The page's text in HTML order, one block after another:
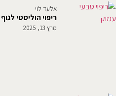
ריפוי הוליסטי
אלעד לוי
מרץ 13, 2025